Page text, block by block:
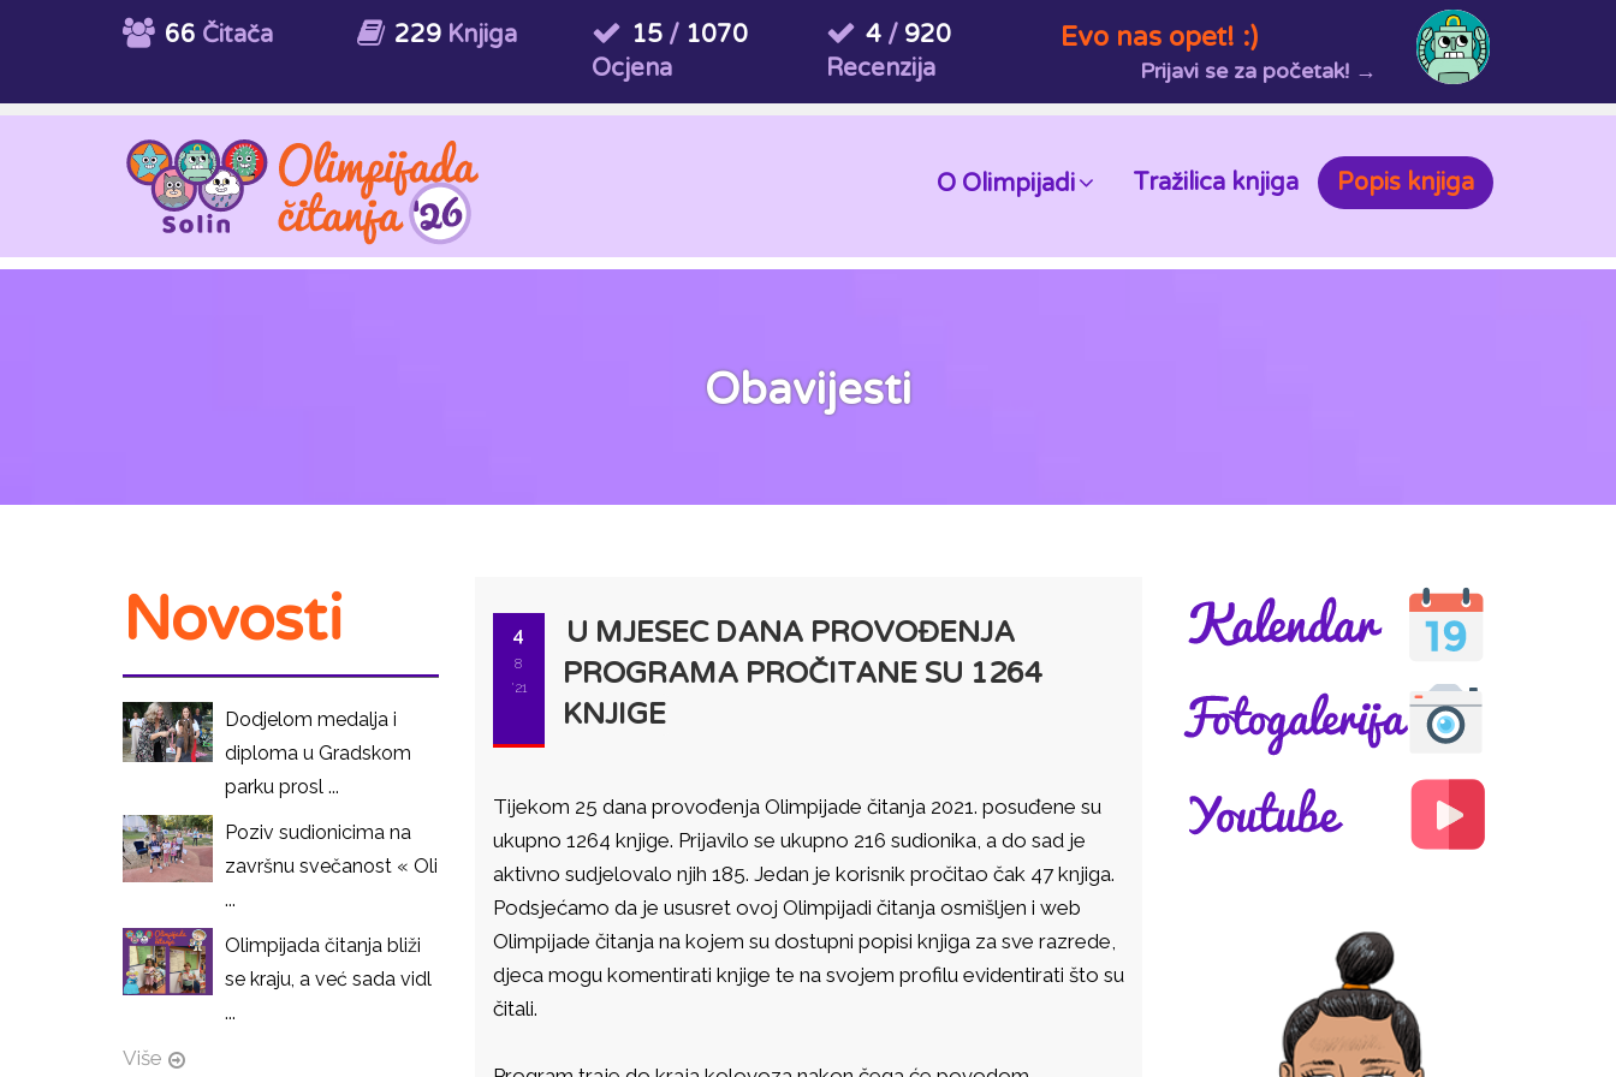
66 Čitača 229Knjiga 15/ 1070
Ocjena
4/ 920
Recenzija
Evo nas opet! :)
Prijavi se za početak! →
O Olimpijadi Tražilica knjiga Popis knjiga
Obavijesti
Novosti
Dodjelom medalja i
diploma u Gradskom
parku prosl ...
Poziv sudionicima na
završnu svečanost « Oli
...
Olimpijada čitanja bliži
se kraju, a već sada vidl
...
Više
4
8
'21
U MJESEC DANA PROVOĐENJA
PROGRAMA PROČITANE SU 1264
KNJIGE
Tijekom 25 dana provođenja Olimpijade čitanja 2021. posuđene su
ukupno 1264 knjige. Prijavilo se ukupno 216 sudionika, a do sad je
aktivno sudjelovalo njih 185. Jedan je korisnik pročitao čak 47 knjiga.
Podsjećamo da je ususret ovoj Olimpijadi čitanja osmišljen i web
Olimpijade čitanja na kojem su dostupni popisi knjiga za sve razrede,
djeca mogu komentirati knjige te na svojem profilu evidentirati što su
čitali.